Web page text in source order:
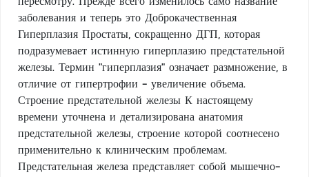
заболевания и теперь это Доброкачественная
Гиперплазия Простаты, сокращенно ДГП, которая
подразумевает истинную гиперплазию предстательной
железы. Термин "гиперплазия" означает размножение, в
отличие от гипертрофии - увеличение объема.
Строение предстательной железы К настоящему
времени уточнена и детализирована анатомия
предстательной железы, строение которой соотнесено
применительно к клиническим проблемам.
Предстательная железа представляет собой мышечно-